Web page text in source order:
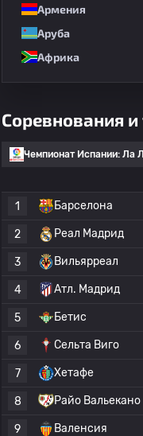
Армения
Аруба
Африка
Соревнования
Чемпионат Испании: Ла
1
Барселона
2 Реал Мадрид
3 Вильярреал
4 Атл. Мадрид
5 Бетис
6 Сельта Виго
7 Хетафе
8 Райо Вальекано
9 Валенсия